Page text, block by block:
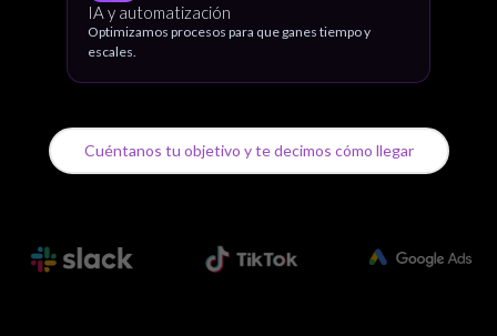
IA y automatización
Optimizamos procesos para que ganes tiempo y
escales.
Cuéntanos tu objetivo y te decimos cómo llegar